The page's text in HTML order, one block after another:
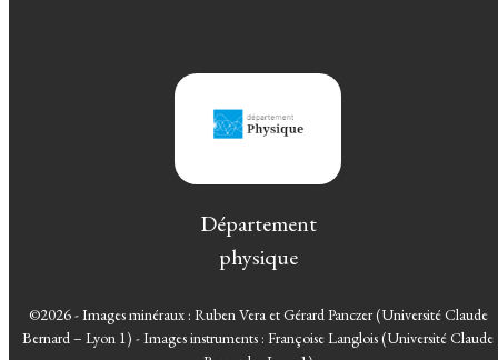
Département
physique
©2026 - Images minéraux : Ruben Vera et Gérard Panczer (Université Claude
Bernard – Lyon 1) - Images instruments : Françoise Langlois (Université Claude